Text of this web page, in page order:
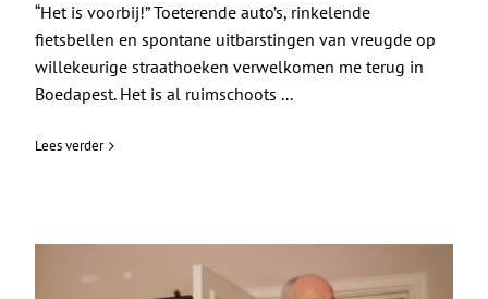
“Het is voorbij!” Toeterende auto’s, rinkelende
fietsbellen en spontane uitbarstingen van vreugde op
willekeurige straathoeken verwelkomen me terug in
Boedapest. Het is al ruimschoots ...
Lees verder